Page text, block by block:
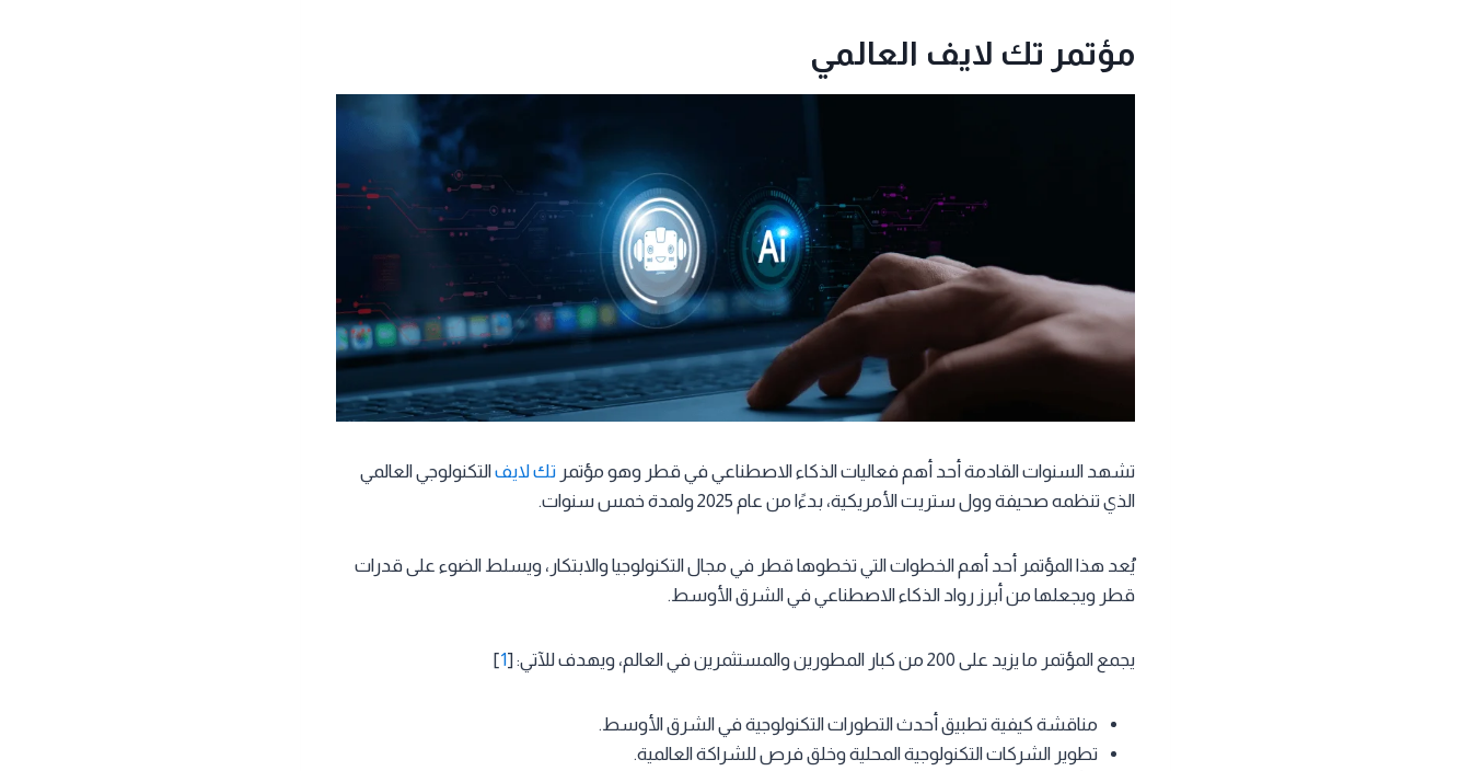
مؤتمر تك لايف العالمي
تشهد السنوات القادمة أحد أهم فعاليات الذكاء الاصطناعي في قطر وهو مؤتمر تك لايفالتكنولوجي العالمي
الذي تنظمه صحيفة وول ستريت الأمريكية، بدءًا من عام 2025 ولمدة خمس سنوات.
يُعد هذا المؤتمر أحد أهم الخطوات التي تخطوها قطر في مجال التكنولوجيا والابتكار، ويسلط الضوء على قدرات
قطر ويجعلها من أبرز رواد الذكاء الاصطناعي في الشرق الأوسط.
يجمع المؤتمر ما يزيد على 200 من كبار المطورين والمستثمرين في العالم، ويهدف للآتي: [ 1
]
مناقشة كيفية تطبيق أحدث التطورات التكنولوجية في الشرق الأوسط.
تطوير الشركات التكنولوجية المحلية وخلق فرص للشراكة العالمية.